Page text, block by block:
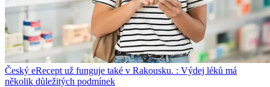
Český eRecept už funguje také v Rakousku. : Výdej léků má
několik důležitých podmínek